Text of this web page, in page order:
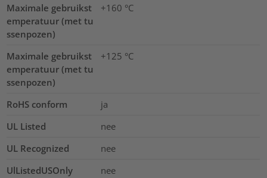
Maximale gebruikst
emperatuur (met tu
ssenpozen)
+160 °C
Maximale gebruikst
emperatuur (met tu
ssenpozen)
+125 °C
RoHS conform
ja
UL Listed
nee
UL Recognized
nee
UlListedUSOnly
nee